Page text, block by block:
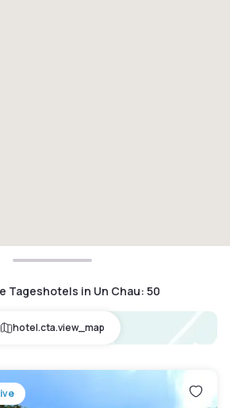
Tageshotels in Un Chau: 50
hotel.cta.view_map